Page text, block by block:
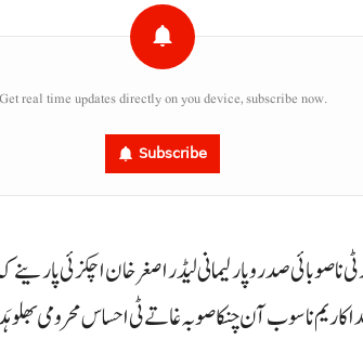
Get real time updates directly on you device, subscribe now.
Subscribe
کاریم ناسوب آن چنکا صوبہ غاتے ٹی احساس محرومی